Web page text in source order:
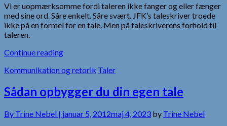
Vi er uopmærksomme fordi taleren ikke fanger og eller fænger
med sine ord. Såre enkelt. Såre svært. JFK’s taleskriver troede
ikke på en formel for en tale. Men på taleskriverens forhold til
taleren.
Continue reading
Kommunikation og retorik Taler
Sådan opbygger du din egen tale
By Trine Nebel | januar 5, 2012maj 4, 2023 by Trine Nebel